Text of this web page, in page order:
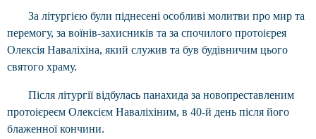
За літургією були піднесені особливі молитви про мир та
перемогу, за воїнів-захисників та за спочилого протоієрея
Олексія Наваліхіна, який служив та був будівничим цього
святого храму.
Після літургії відбулась панахида за новопреставленим
протоієреєм Олексієм Наваліхіним, в 40-й день після його
блаженної кончини.